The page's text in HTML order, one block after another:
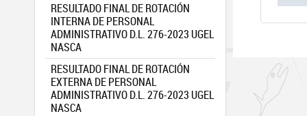
RESULTADO FINAL DE ROTACIÓN
INTERNA DE PERSONAL
ADMINISTRATIVO D.L. 276-2023 UGEL
NASCA
RESULTADO FINAL DE ROTACIÓN
EXTERNA DE PERSONAL
ADMINISTRATIVO D.L. 276-2023 UGEL
NASCA